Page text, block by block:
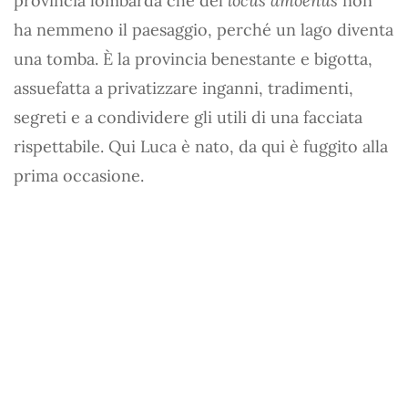
ha nemmeno il paesaggio, perché un lago diventa
una tomba. È la provincia benestante e bigotta,
assuefatta a privatizzare inganni, tradimenti,
segreti e a condividere gli utili di una facciata
rispettabile. Qui Luca è nato, da qui è fuggito alla
prima occasione.